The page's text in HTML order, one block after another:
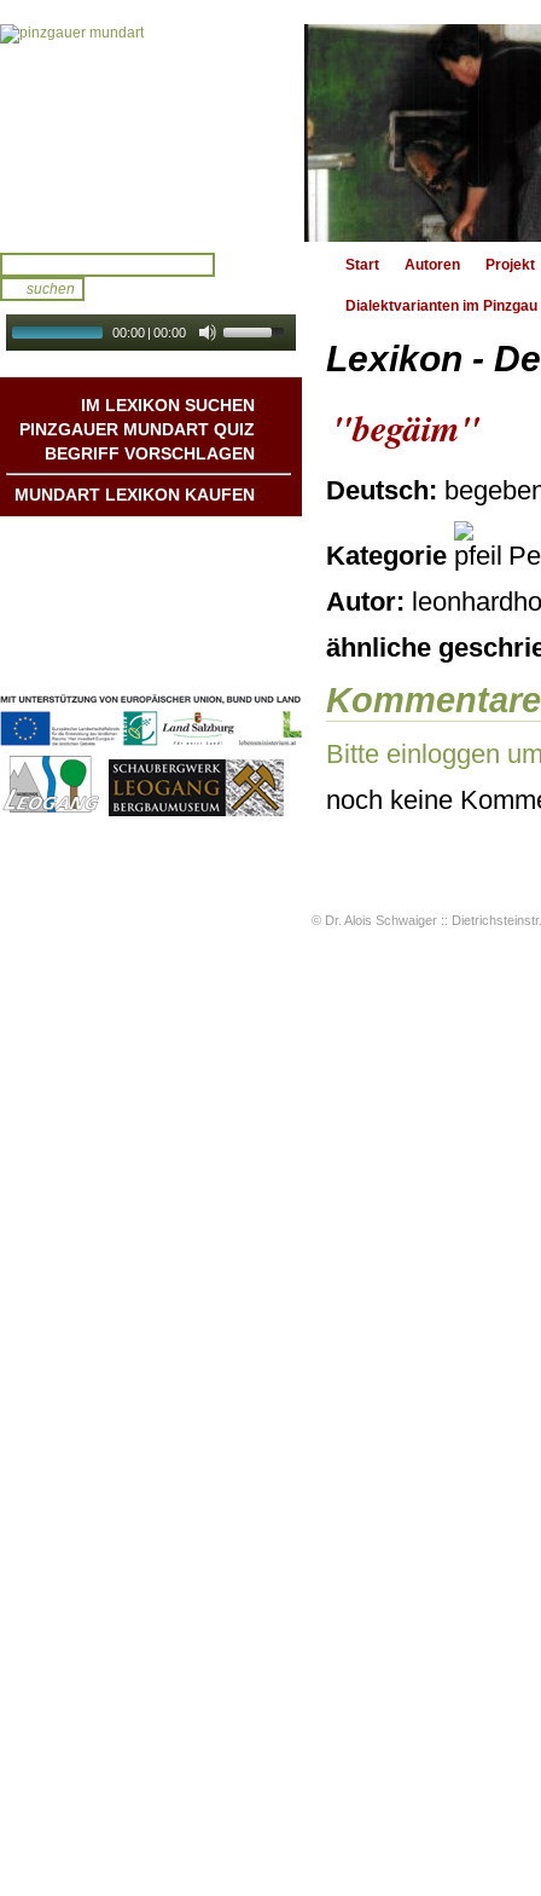
00:00 | 00:00
IM LEXIKON SUCHEN
PINZGAUER MUNDART QUIZ
BEGRIFF VORSCHLAGEN
MUNDART LEXIKON KAUFEN
Start Autoren Projekt
Dialektvarianten im Pinzgau
Lexikon -
"begäim"
Deutsch:
Kategorie
Autor:
ähnliche
Kommentare
Bitte einloggen
noch keine
© Dr. Alois Schwaiger ::